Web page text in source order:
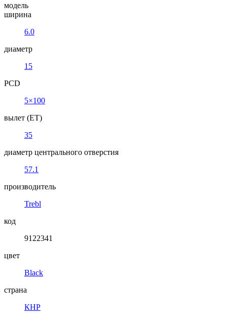
модель
ширина
6.0
диаметр
15
PCD
5×100
вылет (ET)
35
диаметр центрального отверстия
57.1
производитель
Trebl
код
9122341
цвет
Black
страна
КНР